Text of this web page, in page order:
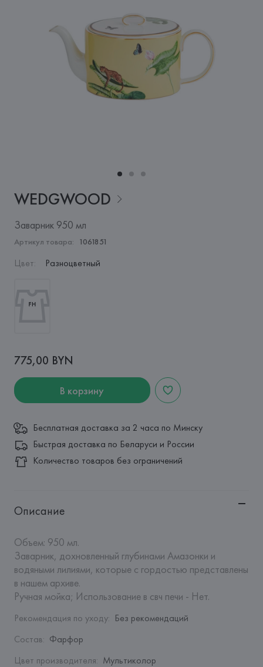
WEDGWOOD
Заварник 950 мл
Артикул товара: 1061851
Цвет: Разноцветный
775,00 BYN
В корзину
Бесплатная доставка за 2 часа по Минску
Быстрая доставка по Беларуси и России
Количество товаров без ограничений
Описание
Объем: 950 мл.
Заварник, дохновленный глубинами Амазонки и
водяными лилиями, которые с гордостью представлены
в нашем архиве.
Ручная мойка; Использование в свч печи - Нет.
Рекомендация по уходу: Без рекомендаций
Состав: Фарфор
Цвет производителя: Мультиколор